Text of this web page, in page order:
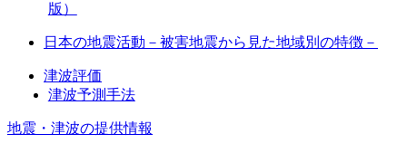
版）
日本の地震活動－被害地震から見た地域別の特徴－
津波評価
津波予測手法
地震・津波の提供情報